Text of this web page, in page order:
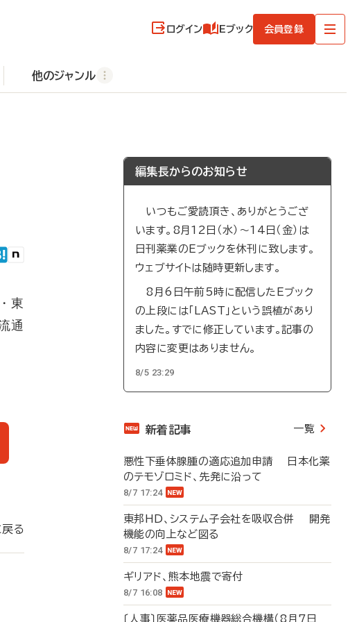
ログイン Eブック 会員登録
他のジャンル
東
通
る
編集長からのお知らせ
いつもご愛読頂き、ありがとうござ
います。8月12日（水）～14日（金）は
日刊薬業のEブックを休刊に致します。
ウェブサイトは随時更新します。
8月6日午前5時に配信したEブック
の上段には「LAST」という誤植があり
ました。すでに修正しています。記事の
内容に変更はありません。
8/5 23:29
新着記事 一覧
悪性下垂体腺腫の適応追加申請 日本化薬
のテモゾロミド、先発に沿って
8/7 17:24
東邦HD、システム子会社を吸収合併 開発
機能の向上など図る
8/7 17:24
ギリアド、熊本地震で寄付
8/7 16:08
〔人事〕医薬品医療機器総合機構（8月7日